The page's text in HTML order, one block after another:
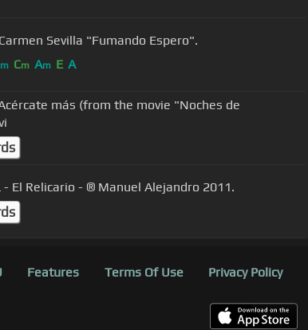
Sevilla "Fumando Espero".
m Cm Am E A
más (from the movie "Noches de
- El Relicario - ® Manuel Alejandro 2011.
Features Terms Of Use Privacy Policy